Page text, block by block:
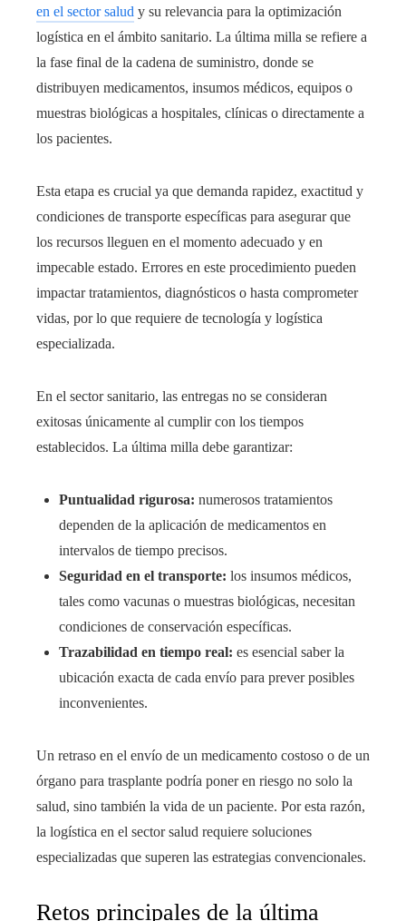
en el sector salud y su relevancia para la optimización
logística en el ámbito sanitario. La última milla se refiere a
la fase final de la cadena de suministro, donde se
distribuyen medicamentos, insumos médicos, equipos o
muestras biológicas a hospitales, clínicas o directamente a
los pacientes.
Esta etapa es crucial ya que demanda rapidez, exactitud y
condiciones de transporte específicas para asegurar que
los recursos lleguen en el momento adecuado y en
impecable estado. Errores en este procedimiento pueden
impactar tratamientos, diagnósticos o hasta comprometer
vidas, por lo que requiere de tecnología y logística
especializada.
En el sector sanitario, las entregas no se consideran
exitosas únicamente al cumplir con los tiempos
establecidos. La última milla debe garantizar:
Puntualidad rigurosa: numerosos tratamientos
dependen de la aplicación de medicamentos en
intervalos de tiempo precisos.
Seguridad en el transporte: los insumos médicos,
tales como vacunas o muestras biológicas, necesitan
condiciones de conservación específicas.
Trazabilidad en tiempo real: es esencial saber la
ubicación exacta de cada envío para prever posibles
inconvenientes.
Un retraso en el envío de un medicamento costoso o de un
órgano para trasplante podría poner en riesgo no solo la
salud, sino también la vida de un paciente. Por esta razón,
la logística en el sector salud requiere soluciones
especializadas que superen las estrategias convencionales.
Retos principales de la última